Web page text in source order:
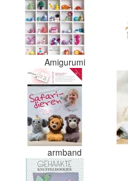
Amigurumi
armband